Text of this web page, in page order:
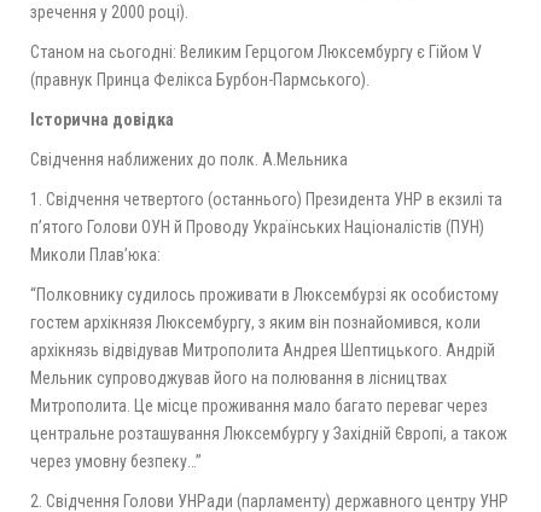
зречення у 2000 році).
Станом на сьогодні: Великим Герцогом Люксембургу є Гійом V
(правнук Принца Фелікса Бурбон-Пармського).
Історична довідка
Свідчення наближених до полк. А.Мельника
1. Свідчення четвертого (останнього) Президента УНР в екзилі та
п’ятого Голови ОУН й Проводу Українських Націоналістів (ПУН)
Миколи Плав’юка:
“Полковнику судилось проживати в Люксембурзі як особистому
гостем архікнязя Люксембургу, з яким він познайомився, коли
архікнязь відвідував Митрополита Андрея Шептицького. Андрій
Мельник супроводжував його на полювання в лісництвах
Митрополита. Це місце проживання мало багато переваг через
центральне розташування Люксембургу у Західній Європі, а також
через умовну безпеку…”
2. Свідчення Голови УНРади (парламенту) державного центру УНР